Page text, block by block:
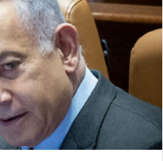
د
ا
إ
ل
ت